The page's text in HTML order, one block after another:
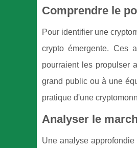
Comprendre le
Pour identifier une
crypto émergente. Ces
pourraient les propulser
grand public ou à une
pratique d'une
Analyser le
Une analyse